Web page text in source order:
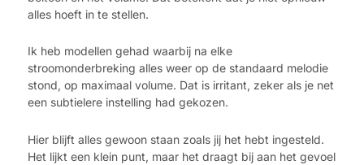
alles hoeft in te stellen.
Ik heb modellen gehad waarbij na elke
stroomonderbreking alles weer op de standaard melodie
stond, op maximaal volume. Dat is irritant, zeker als je net
een subtielere instelling had gekozen.
Hier blijft alles gewoon staan zoals jij het hebt ingesteld.
Het lijkt een klein punt, maar het draagt bij aan het gevoel